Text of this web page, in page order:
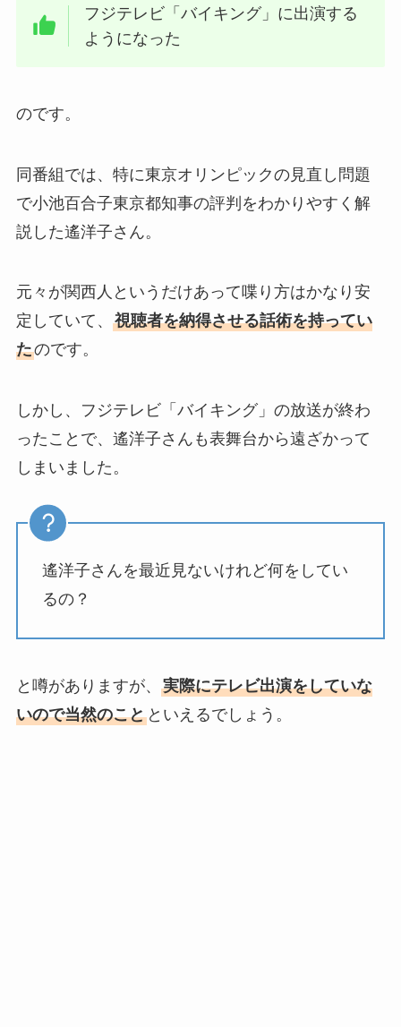
フジテレビ「バイキング」に出演する
ようになった
のです。
同番組では、特に東京オリンピックの見直し問題
で小池百合子東京都知事の評判をわかりやすく解
説した遙洋子さん。
元々が関西人というだけあって喋り方はかなり安
定していて、 視聴者を納得させる話術を持ってい
たのです。
しかし、フジテレビ「バイキング」の放送が終わ
ったことで、遙洋子さんも表舞台から遠ざかって
しまいました。
遙洋子さんを最近見ないけれど何をしてい
るの？
と噂がありますが、 実際にテレビ出演をしていな
いので当然のことといえるでしょう。